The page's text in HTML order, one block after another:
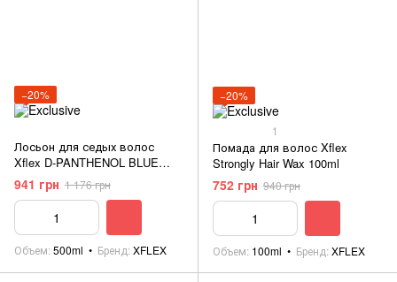
−20%
Лосьон для седых волос
Xflex D-PANTHENOL BLUE
500ml
941 грн 1 176 грн
Объем 500ml Бренд XFLEX
−20%
1
Помада для волос Xflex
Strongly Hair Wax 100ml
752 грн 940 грн
Объем 100ml Бренд XFLEX